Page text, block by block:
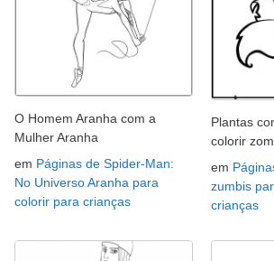
O Homem Aranha com a
Mulher Aranha
em Páginas de Spider-Man:
No Universo Aranha para
colorir para crianças
Plantas
colorir
em
zumbis
crianças